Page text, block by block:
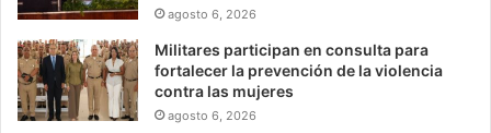
agosto 6, 2026
Militares participan en consulta para
fortalecer la prevención de la violencia
contra las mujeres
agosto 6, 2026